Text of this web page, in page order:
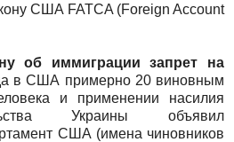
США FATCA (Foreign Account
об иммиграции запрет на
в США примерно 20 виновным
и применении насилия
Украины объявил
США (имена чиновников